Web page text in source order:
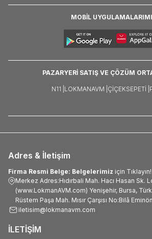
MOBİL
PAZARYERİ SATIŞ VE ÇÖZÜM
N11 | LOKMANAVM | ÇIÇEKSEPETI |
Adres & İletişim
Firma Resmi Belge: Belgelerimiz için Tıklayın!
Merkez Adres:Hıdırbali Mah. Hacı Hasan Sk.
(www.LokmanAVM.com) Yenişehir, Bursa,
Rüstem Paşa Mah. Mısır Çarşısı No:Bilâ
iletisim@lokmanavm.com
İLETİŞİM